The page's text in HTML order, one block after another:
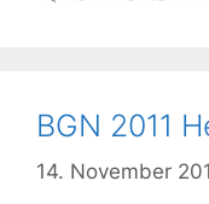
BGN 2011
14. November